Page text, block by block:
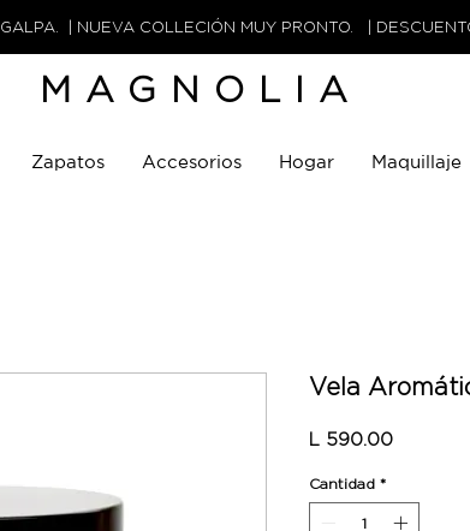
| NUEVA COLLECIÓN MUY PRONTO. |
MAGNOLIA
Zapatos Accesorios Hogar Maquillaje
Vela
L 590.00Precio
Cantidad *